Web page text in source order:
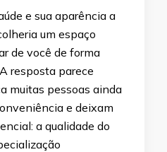
e sua aparência a
um espaço
de você de forma
resposta parece
muitas pessoas ainda
e deixam
a qualidade do